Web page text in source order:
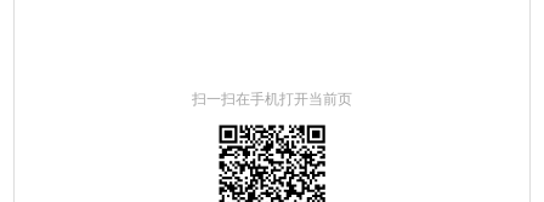
扫一扫在手机打开当前页